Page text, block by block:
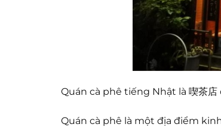
Quán cà phê tiếng Nhật là 喫茶
Quán cà phê là một địa điểm